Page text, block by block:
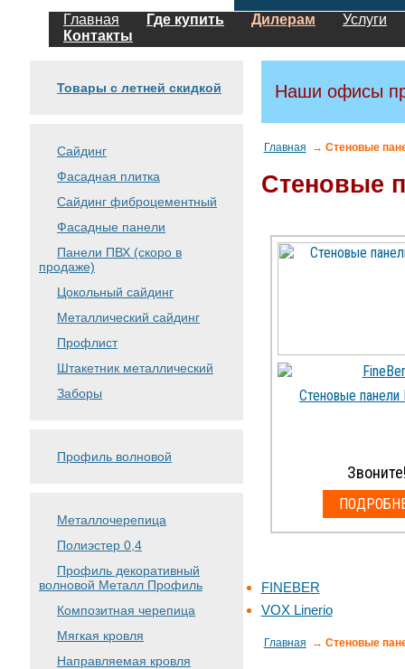
Главная Где купить Дилерам
Услуги
Контакты
Товары с летней скидкой
Сайдинг
Фасадная плитка
Сайдинг фиброцементный
Фасадные панели
Панели ПВХ (скоро в
продаже)
Цокольный сайдинг
Металлический сайдинг
Профлист
Штакетник металлический
Заборы
Профиль волновой
Металлочерепица
Полиэстер 0,4
Профиль декоративный
волновой Металл Профиль
Композитная черепица
Мягкая кровля
Направляемая кровля
Наши офисы
Главная → Стеновые
Стеновые
Стеновые панели
FINEBER
VOX Linerio
Главная → Стеновые